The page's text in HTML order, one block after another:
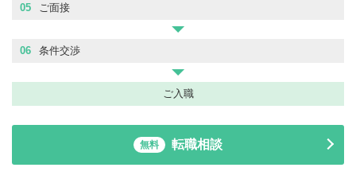
05 ご面接
06 条件交渉
ご入職
無料 転職相談